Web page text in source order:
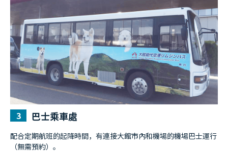
巴士乘車處
配合定期航班的起降時間，有連接大館市內和機場的機場巴士運行
（無需預約）。